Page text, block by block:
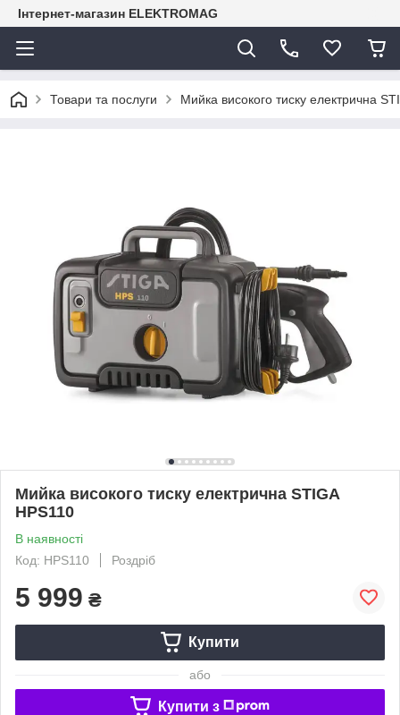
Інтернет-магазин ELEKTROMAG
Товари та послуги Мийка високого тиску електрична
Мийка високого тиску електрична STIGA
HPS110
В наявності
Код: HPS110
Роздріб
5 999 ₴
Купити
або
Купити з